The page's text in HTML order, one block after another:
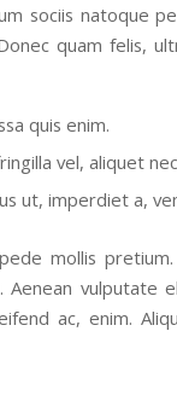
sociis natoque
quam felis,
quis enim.
vel, aliquet
ut, imperdiet a,
mollis
Aenean vulputate
ac, enim.